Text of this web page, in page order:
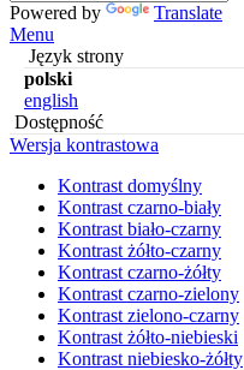
Powered by
Translate
Menu
Język strony
polski
english
Dostępność
Wersja kontrastowa
Kontrast domyślny
Kontrast czarno-biały
Kontrast biało-czarny
Kontrast żółto-czarny
Kontrast czarno-żółty
Kontrast czarno-zielony
Kontrast zielono-czarny
Kontrast żółto-niebieski
Kontrast niebiesko-żółty